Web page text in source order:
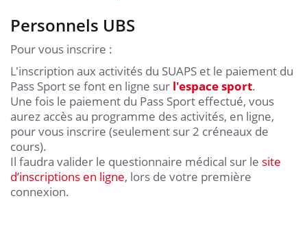
Personnels UBS
Pour vous inscrire :
L'inscription aux activités du SUAPS et le paiement du
Pass Sport se font en ligne sur l'espace sport.
Une fois le paiement du Pass Sport effectué, vous
aurez accès au programme des activités, en ligne,
pour vous inscrire (seulement sur 2 créneaux de
cours).
Il faudra valider le questionnaire médical sur le site
d’inscriptions en ligne, lors de votre première
connexion.